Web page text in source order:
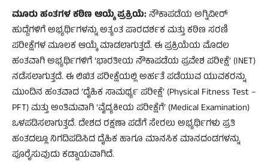
ಮೂರು ಹಂತಗಳ ಕಠಿಣ ಆಯ್ಕೆ ಪ್ರಕ್ರಿಯೆ: ನೌಕಾಪಡೆಯ ಅಗ್ನಿವೀರ್
ಹುದ್ದೆಗಳಿಗೆ ಅಭ್ಯರ್ಥಿಗಳನ್ನು ಅತ್ಯಂತ ಪಾರದರ್ಶಕ ಮತ್ತು ಕಠಿಣ ಸರಣಿ
ಪರೀಕ್ಷೆಗಳ ಮೂಲಕ ಆಯ್ಕೆ ಮಾಡಲಾಗುತ್ತದೆ. ಈ ಪ್ರಕ್ರಿಯೆಯ ಮೊದಲ
ಹಂತವಾಗಿ ಅಭ್ಯರ್ಥಿಗಳಿಗೆ ‘ಭಾರತೀಯ ನೌಕಾಪಡೆಯ ಪ್ರವೇಶ ಪರೀಕ್ಷೆ’ (INET)
ನಡೆಸಲಾಗುತ್ತದೆ. ಈ ಲಿಖಿತ ಪರೀಕ್ಷೆಯಲ್ಲಿ ಅರ್ಹತೆ ಪಡೆಯುವ ಯುವಕರನ್ನು
ಮುಂದಿನ ಹಂತವಾದ ‘ದೈಹಿಕ ಸಾಮರ್ಥ್ಯ ಪರೀಕ್ಷೆ’ (Physical Fitness Test –
PFT) ಮತ್ತು ಅಂತಿಮವಾಗಿ ‘ವೈದ್ಯಕೀಯ ಪರೀಕ್ಷೆಗೆ’ (Medical Examination)
ಒಳಪಡಿಸಲಾಗುತ್ತದೆ. ದೇಶದ ರಕ್ಷಣಾ ಪಡೆಗೆ ಸೇರಲು ಅಭ್ಯರ್ಥಿಗಳು ಪ್ರತಿ
ಹಂತದಲ್ಲೂ ನಿಗದಿಪಡಿಸಿದ ದೈಹಿಕ ಹಾಗೂ ಮಾನಸಿಕ ಮಾನದಂಡಗಳನ್ನು
ಪೂರೈಸುವುದು ಕಡ್ಡಾಯವಾಗಿದೆ.